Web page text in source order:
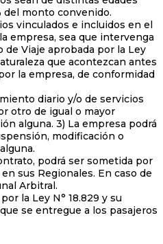
del monto convenido.
vinculados e incluidos en el
empresa, sea que intervenga
Viaje aprobada por la Ley
que acontezcan antes
la empresa, de conformidad
diario y/o de servicios
otro de igual o mayor
alguna. 3) La empresa podrá
modificación o
podrá ser sometida por
sus Regionales. En caso de
Arbitral.
la Ley N° 18.829 y su
se entregue a los pasajeros